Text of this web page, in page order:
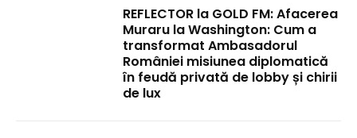
REFLECTOR la GOLD FM: Afacerea
Muraru la Washington: Cum a
transformat Ambasadorul
României misiunea diplomatică
în feudă privată de lobby și chirii
de lux